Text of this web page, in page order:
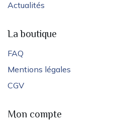
Actualités
La boutique
FAQ
Mentions légales
CGV
Mon compte